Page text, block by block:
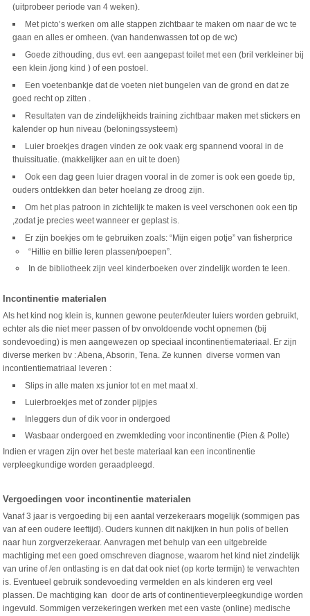
(uitprobeer periode van 4 weken).
Met picto’s werken om alle stappen zichtbaar te maken om naar de wc te
gaan en alles er omheen. (van handenwassen tot op de wc)
Goede zithouding, dus evt. een aangepast toilet met een (bril verkleiner bij
een klein /jong kind ) of een postoel.
Een voetenbankje dat de voeten niet bungelen van de grond en dat ze
goed recht op zitten .
Resultaten van de zindelijkheids training zichtbaar maken met stickers en
kalender op hun niveau (beloningssysteem)
Luier broekjes dragen vinden ze ook vaak erg spannend vooral in de
thuissituatie. (makkelijker aan en uit te doen)
Ook een dag geen luier dragen vooral in de zomer is ook een goede tip,
ouders ontdekken dan beter hoelang ze droog zijn.
Om het plas patroon in zichtelijk te maken is veel verschonen ook een tip
,zodat je precies weet wanneer er geplast is.
Er zijn boekjes om te gebruiken zoals: “Mijn eigen potje” van fisherprice
“Hillie en billie leren plassen/poepen”.
In de bibliotheek zijn veel kinderboeken over zindelijk worden te leen.
Incontinentie materialen
Als het kind nog klein is, kunnen gewone peuter/kleuter luiers worden gebruikt,
echter als die niet meer passen of bv onvoldoende vocht opnemen (bij
sondevoeding) is men aangewezen op speciaal incontinentiemateriaal. Er zijn
diverse merken bv : Abena, Absorin, Tena. Ze kunnen diverse vormen van
incontientiematriaal leveren :
Slips in alle maten xs junior tot en met maat xl.
Luierbroekjes met of zonder pijpjes
Inleggers dun of dik voor in ondergoed
Wasbaar ondergoed en zwemkleding voor incontinentie (Pien & Polle)
Indien er vragen zijn over het beste materiaal kan een incontinentie
verpleegkundige worden geraadpleegd.
Vergoedingen voor incontinentie materialen
Vanaf 3 jaar is vergoeding bij een aantal verzekeraars mogelijk (sommigen pas
van af een oudere leeftijd). Ouders kunnen dit nakijken in hun polis of bellen
naar hun zorgverzekeraar.Aanvragen met behulp van een uitgebreide
machtiging met een goed omschreven diagnose, waarom het kind niet zindelijk
van urine of /en ontlasting is en dat dat ook niet (op korte termijn) te verwachten
is. Eventueel gebruik sondevoeding vermelden en als kinderen erg veel
plassen. De machtiging kan door de arts of continentieverpleegkundige worden
ingevuld.Sommigen verzekeringen werken met een vaste (online) medische